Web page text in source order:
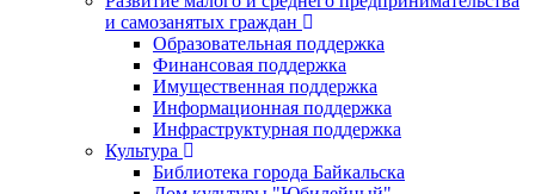
и самозанятых граждан
Образовательная поддержка
Финансовая поддержка
Имущественная поддержка
Информационная поддержка
Инфраструктурная поддержка
Культура
Библиотека города Байкальска